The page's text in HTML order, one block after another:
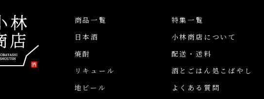
商品一覧
日本酒
焼酎
リキュール
地ビール
特集一覧
小林商店について
配送・送料
酒とごはん処こばやし
よくある質問